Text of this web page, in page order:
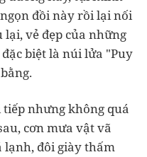
đồi này rồi lại nối
vẻ đẹp của những
biệt là núi lửa "Puy
nhưng không quá
cơn mưa vật vã
đôi giày thấm